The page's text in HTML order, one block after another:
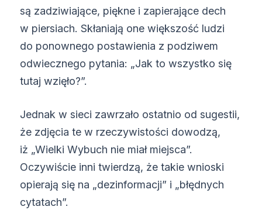
są zadziwiające, piękne i zapierające dech
w piersiach. Skłaniają one większość ludzi
do ponownego postawienia z podziwem
odwiecznego pytania: „Jak to wszystko się
tutaj wzięło?”.
Jednak w sieci zawrzało ostatnio od sugestii,
że zdjęcia te w rzeczywistości dowodzą,
iż „Wielki Wybuch nie miał miejsca”.
Oczywiście inni twierdzą, że takie wnioski
opierają się na „dezinformacji” i „błędnych
cytatach”.